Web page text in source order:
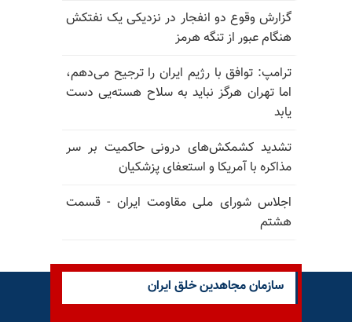
گزارش وقوع دو انفجار در نزدیکی یک نفتکش
هنگام عبور از تنگه هرمز
ترامپ: توافق با رژیم ایران را ترجیح می‌دهم،
اما تهران هرگز نباید به سلاح هسته‌یی دست
یابد
تشدید کشمکش‌های درونی حاکمیت بر سر
مذاکره با آمریکا و استعفای پزشکیان
اجلاس شورای ملی مقاومت ایران - قسمت
هشتم
سازمان مجاهدین خلق ایران